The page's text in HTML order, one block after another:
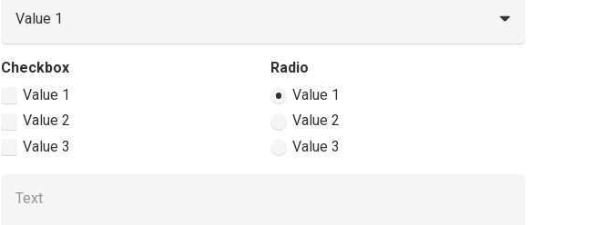
Checkbox
Value 1
Value 2
Value 3
Radio
Value 1
Value 2
Value 3